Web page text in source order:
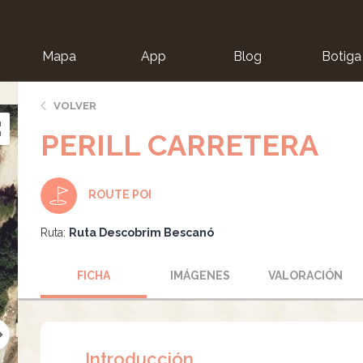
Mapa App Blog Botiga
VOLVER
PERILL CARRETERA
ROUTE POI
Ruta: Ruta Descobrim Bescanó
FICHA IMÁGENES VALORACIÓN